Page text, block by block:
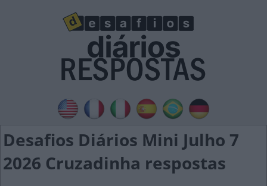
Desafios Diários Mini Julho 7
2026 Cruzadinha respostas